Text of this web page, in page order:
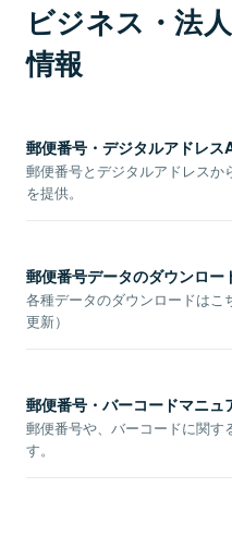
ビジネス・法
情報
郵便番号・デジタルアドレス
郵便番号とデジタルアドレスか
を提供。
郵便番号データのダウンロー
各種データのダウンロードはこ
更新）
郵便番号・バーコードマニュ
郵便番号や、バーコードに関す
す。